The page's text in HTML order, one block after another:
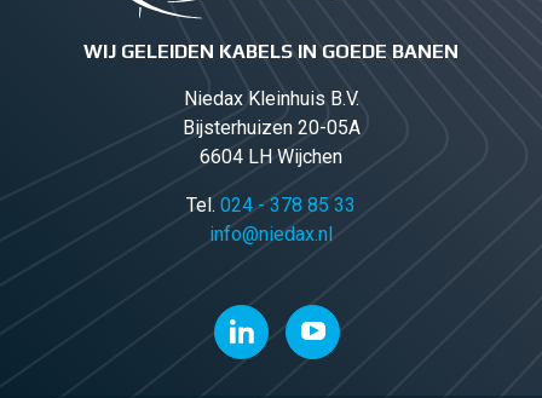
WIJ GELEIDEN KABELS IN GOEDE BANEN
Niedax Kleinhuis B.V.
Bijsterhuizen 20-05A
6604 LH Wijchen
Tel. 024 - 378 85 33
info@niedax.nl